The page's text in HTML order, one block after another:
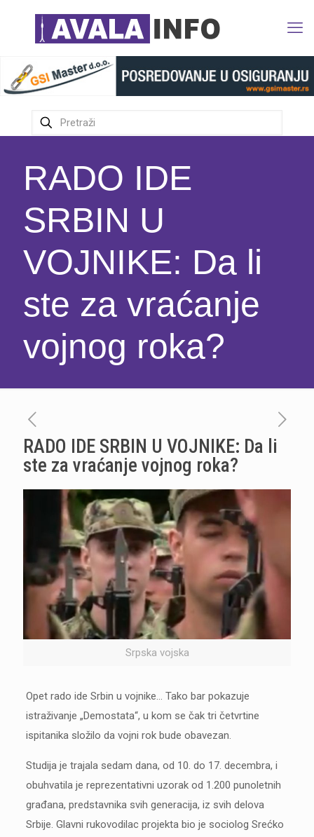
RADO IDE
SRBIN U
VOJNIKE: Da li
ste za vraćanje
vojnog roka?
RADO IDE SRBIN U VOJNIKE: Da li
ste za vraćanje vojnog roka?
Srpska vojska
Opet rado ide Srbin u vojnike… Tako bar pokazuje
istraživanje „Demostata“, u kom se čak tri četvrtine
ispitanika složilo da vojni rok bude obavezan.
Studija je trajala sedam dana, od 10. do 17. decembra, i
obuhvatila je reprezentativni uzorak od 1.200 punoletnih
građana, predstavnika svih generacija, iz svih delova
Srbije. Glavni rukovodilac projekta bio je sociolog Srećko